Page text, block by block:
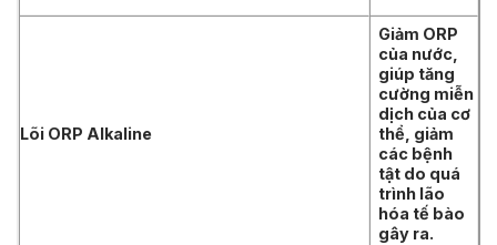
Lõi ORP Alkaline
Giảm ORP
của nước,
giúp tăng
cường miễn
dịch của cơ
thể, giảm
các bệnh
tật do quá
trình lão
hóa tế bào
gây ra.